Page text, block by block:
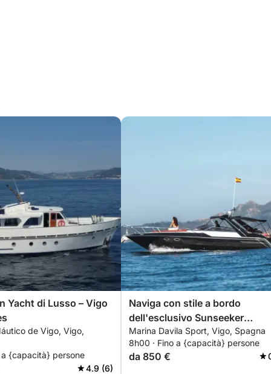
Yacht di Lusso – Vigo
de Vigo, Vigo,
a {capacità} persone
4.9 (6)
Naviga con stile a bordo
dell'esclusivo Sunseeker
Tomahawk 37
Marina Davila Sport, Vigo, Spagna
8h00 · Fino a {capacità} persone
da 850 €